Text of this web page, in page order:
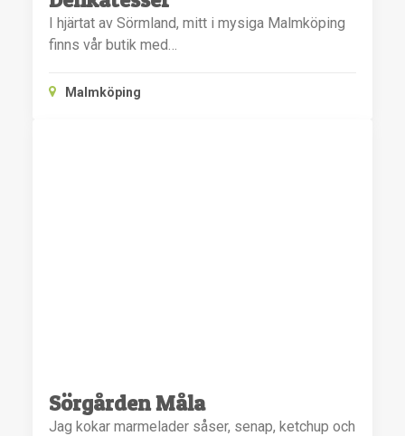
I hjärtat av Sörmland, mitt i mysiga Malmköping
finns vår butik med…
Malmköping
Sörgården Måla
Jag kokar marmelader såser, senap, ketchup och